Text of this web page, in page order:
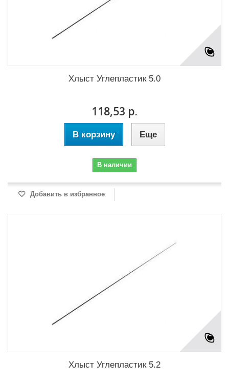
Хлыст Углепластик 5.0
118,53 р.
В корзину Еще
В наличии
Добавить в избранное
Хлыст Углепластик 5.2